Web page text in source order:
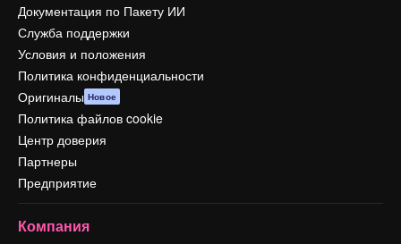
Документация по Пакету ИИ
Служба поддержки
Условия и положения
Политика конфиденциальности
Оригиналы Новое
Политика файлов cookie
Центр доверия
Партнеры
Предприятие
Компания